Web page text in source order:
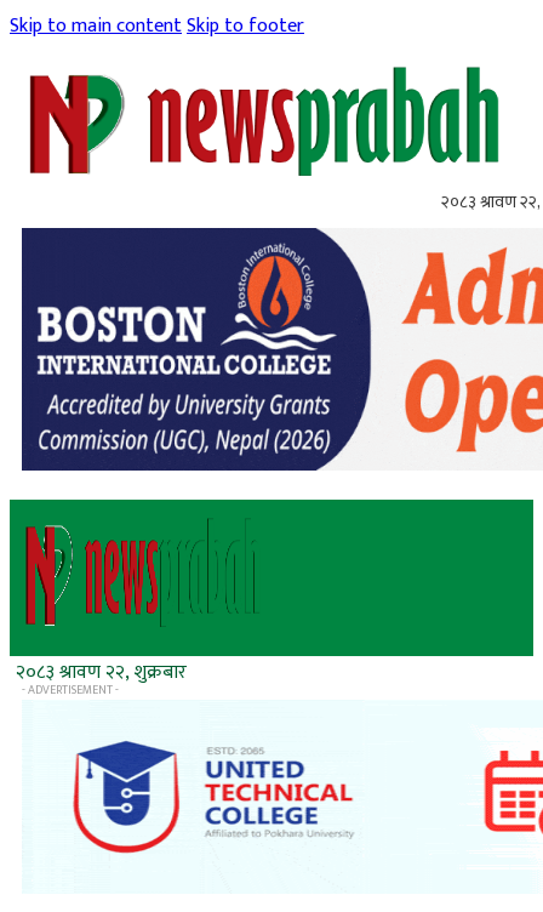
Skip to main contentSkip to footer
२०८३ श्रावण २२,
२०८३ श्रावण २२, शुक्रबार
- ADVERTISEMENT -